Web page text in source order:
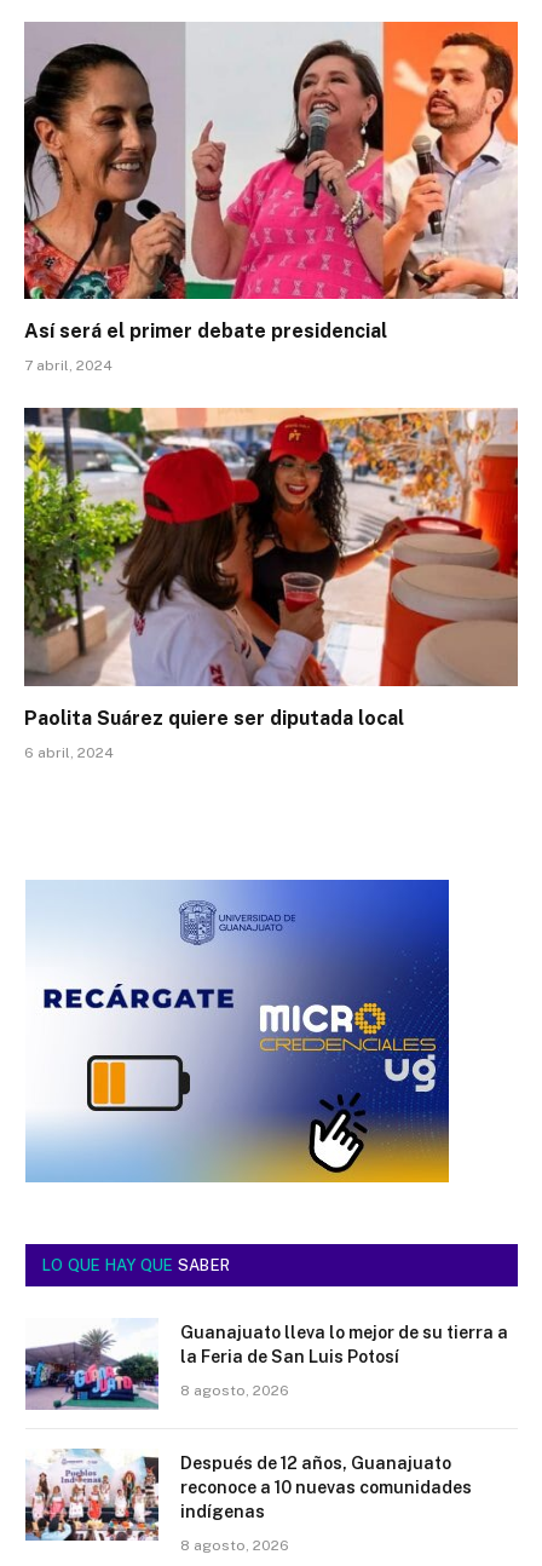
Así será el primer debate presidencial
7 abril, 2024
Paolita Suárez quiere ser diputada local
6 abril, 2024
LO QUE HAY QUE SABER
Guanajuato lleva lo mejor de su tierra a
la Feria de San Luis Potosí
8 agosto, 2026
Después de 12 años, Guanajuato
reconoce a 10 nuevas comunidades
indígenas
8 agosto, 2026